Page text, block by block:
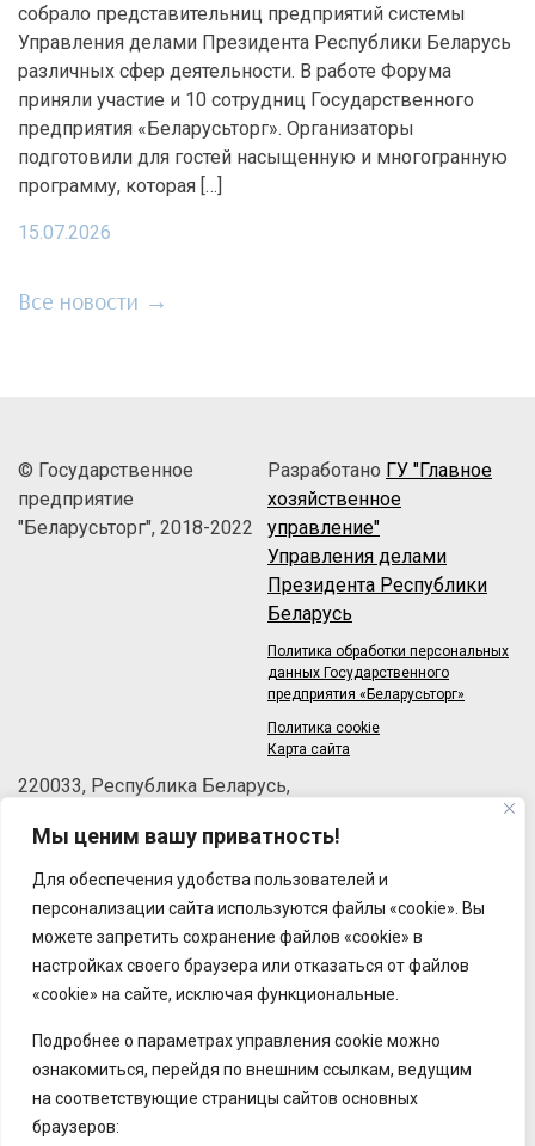
Мы ценим вашу приватность!
Для обеспечения удобства пользователей и
персонализации сайта используются файлы «cookie». Вы
можете запретить сохранение файлов «cookie» в
настройках своего браузера или отказаться от файлов
«cookie» на сайте, исключая функциональные.
Подробнее о параметрах управления cookie можно
ознакомиться, перейдя по внешним ссылкам, ведущим
на соответствующие страницы сайтов основных
браузеров:
собрало представительниц предприятий системы
Управления делами Президента Республики Беларусь
различных сфер деятельности. В работе Форума
приняли участие и 10 сотрудниц Государственного
предприятия «Беларусьторг». Организаторы
подготовили для гостей насыщенную и многогранную
программу, которая […]
15.07.2026
Все новости →
© Государственное
предприятие
"Беларусьторг", 2018-2022
Разработано ГУ "Главное
хозяйственное
управление"
Управления делами
Президента Республики
Беларусь
Политика обработки персональных
данных Государственного
предприятия «Беларусьторг»
Политика cookie
Карта сайта
220033, Республика Беларусь,
Телефон: +375 (17) 215-63-33
Факс: +375 (17) 270-30-50
Email:brt@brt.by